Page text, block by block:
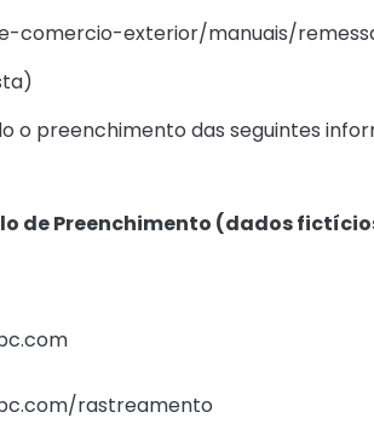
exterior/manuais/
o preenchimento das seguintes
de Preenchimento (dados
rastreamento